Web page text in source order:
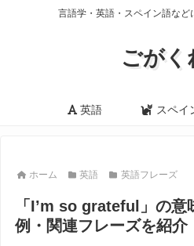
言語学・英語・スペイン語な
ごがく
英語 スペイ
ホーム 英語 英語フレーズ
「I’m so grateful」の
例・関連フレーズを紹介